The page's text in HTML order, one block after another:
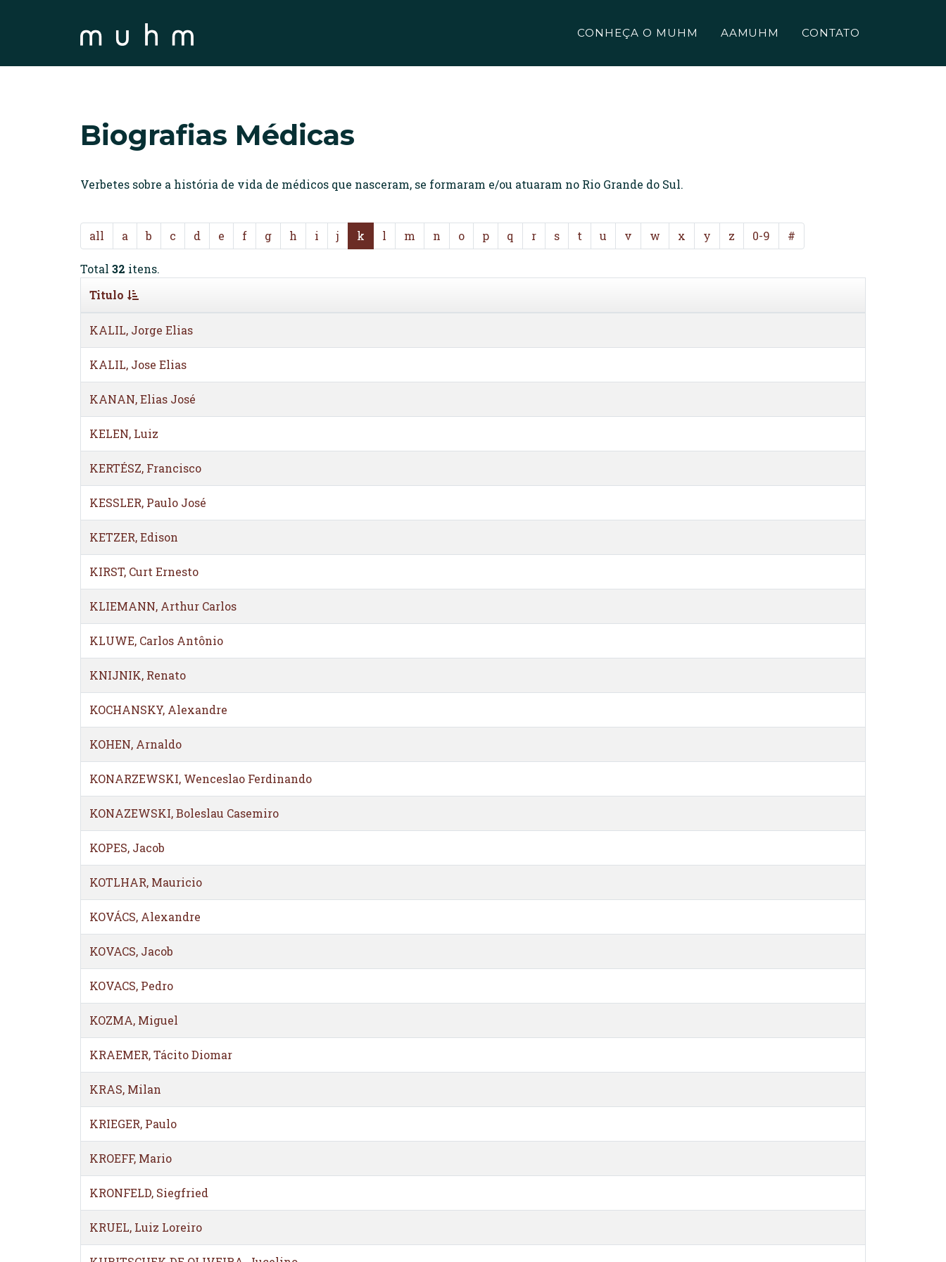
CONHEÇA O MUHM AAMUHM CONTATO
Biografias Médicas
Verbetes sobre a história de vida de médicos que nasceram, se formaram e/ou atuaram no Rio Grande do Sul.
all a b c d e f g h i j k l m n o p q r s t u v w x y z 0-9 #
Total 32 itens.
Titulo
KALIL, Jorge Elias
KALIL, Jose Elias
KANAN, Elias José
KELEN, Luiz
KERTÉSZ, Francisco
KESSLER, Paulo José
KETZER, Edison
KIRST, Curt Ernesto
KLIEMANN, Arthur Carlos
KLUWE, Carlos Antônio
KNIJNIK, Renato
KOCHANSKY, Alexandre
KOHEN, Arnaldo
KONARZEWSKI, Wenceslao Ferdinando
KONAZEWSKI, Boleslau Casemiro
KOPES, Jacob
KOTLHAR, Mauricio
KOVÁCS, Alexandre
KOVACS, Jacob
KOVACS, Pedro
KOZMA, Miguel
KRAEMER, Tácito Diomar
KRAS, Milan
KRIEGER, Paulo
KROEFF, Mario
KRONFELD, Siegfried
KRUEL, Luiz Loreiro